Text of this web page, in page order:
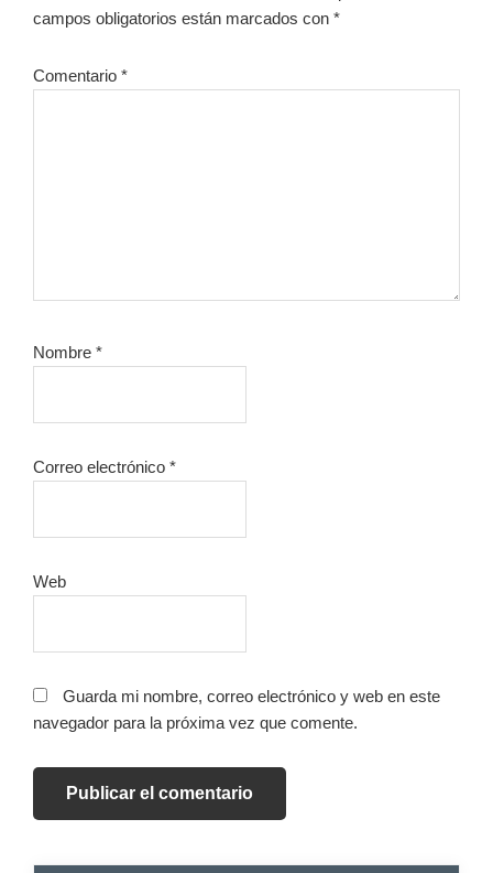
los
campos obligatorios están marcados con *
Comentario *
Nombre *
Correo electrónico *
Web
Guarda mi nombre, correo electrónico y web en este
navegador para la próxima vez que comente.